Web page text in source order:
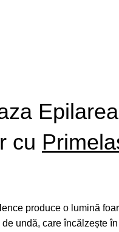
Epilarea
cu
produce o lumină
undă, care încălzește